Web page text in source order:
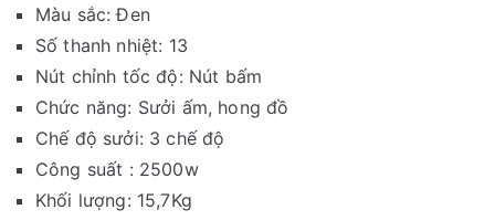
Màu sắc: Đen
Số thanh nhiệt: 13
Nút chỉnh tốc độ: Nút bấm
Chức năng: Sưởi ấm, hong đồ
Chế độ sưởi: 3 chế độ
Công suất : 2500w
Khối lượng: 15,7Kg